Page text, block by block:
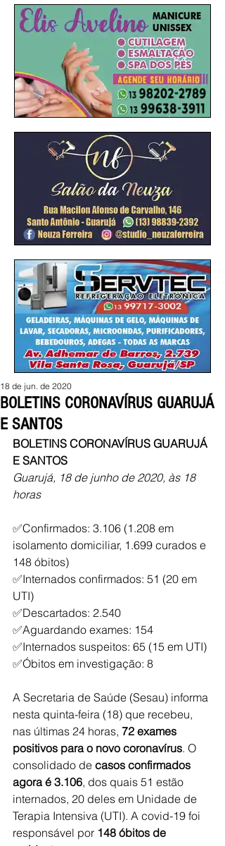
BOLETINS CORONAVÍRUS GUARUJÁ
E SANTOS
18 de jun. de 2020
BOLETINS CORONAVÍRUS GUARUJÁ
E SANTOS
Guarujá, 18 de junho de 2020, às 18
horas
✅Confirmados: 3.106 (1.208 em
isolamento domiciliar, 1.699 curados e
148 óbitos)
✅Internados confirmados: 51 (20 em
UTI)
✅Descartados: 2.540
✅Aguardando exames: 154
✅Internados suspeitos: 65 (15 em UTI)
✅Óbitos em investigação: 8
A Secretaria de Saúde (Sesau) informa
nesta quinta-feira (18) que recebeu,
nas últimas 24 horas, 72 exames
positivos para o novo coronavírus. O
consolidado de casos confirmados
agora é 3.106, dos quais 51 estão
internados, 20 deles em Unidade de
Terapia Intensiva (UTI). A covid-19 foi
responsável por 148 óbitos de